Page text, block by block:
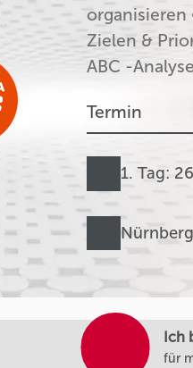
organisieren
Zielen &
ABC -Analyse
Termin
1. Tag:
Nürnberg
Ich
für